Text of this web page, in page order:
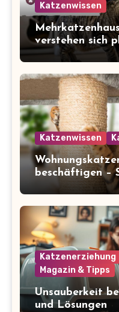
Katzenwissen
verstehen sich
Katzenwissen
beschäftigen –
glücklich und
Katzenerziehung
Magazin & Tipps
Unsauberkeit
und Lösungen